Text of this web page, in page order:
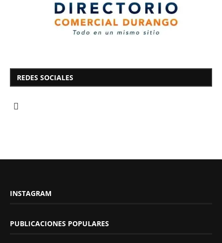
REDES SOCIALES
INSTAGRAM
PUBLICACIONES POPULARES